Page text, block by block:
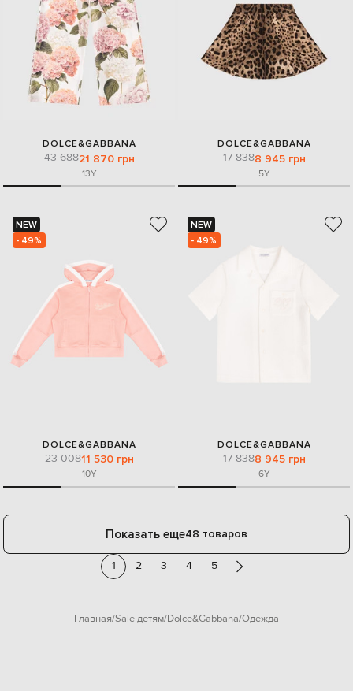
DOLCE&GABBANA
43 68821 870 грн
13Y
DOLCE&GABBANA
17 8388 945 грн
5Y
NEW
- 49%
DOLCE&GABBANA
23 00811 530 грн
10Y
NEW
- 49%
DOLCE&GABBANA
17 8388 945 грн
6Y
Показать еще48 товаров
1 2 3 4 5
Главная Sale детям Dolce&Gabbana Одежда